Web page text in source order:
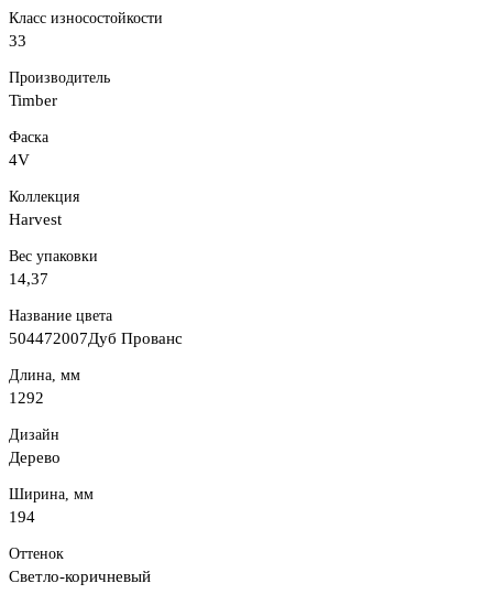
Класс износостойкости
33
Производитель
Timber
Фаска
4V
Коллекция
Harvest
Вес упаковки
14,37
Название цвета
504472007Дуб Прованс
Длина, мм
1292
Дизайн
Дерево
Ширина, мм
194
Оттенок
Светло-коричневый